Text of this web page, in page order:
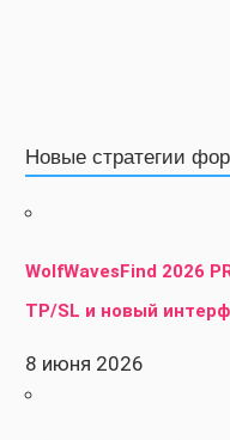
Новые стратегии
WolfWavesFind 2026
TP/SL и новый
8 июня 2026